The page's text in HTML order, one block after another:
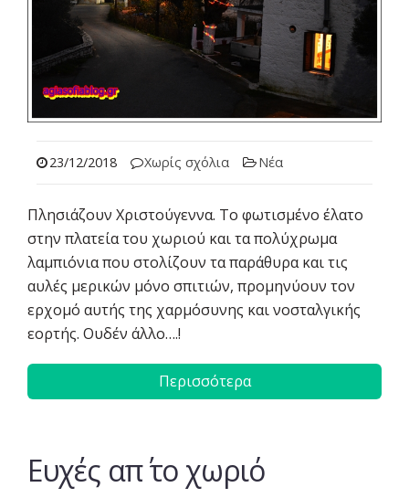
23/12/2018 Χωρίς σχόλια Νέα
Πλησιάζουν Χριστούγεννα. Το φωτισμένο έλατο
στην πλατεία του χωριού και τα πολύχρωμα
λαμπιόνια που στολίζουν τα παράθυρα και τις
αυλές μερικών μόνο σπιτιών, προμηνύουν τον
ερχομό αυτής της χαρμόσυνης και νοσταλγικής
εορτής. Ουδέν άλλο….!
Περισσότερα
Eυχές απ΄ το χωριό